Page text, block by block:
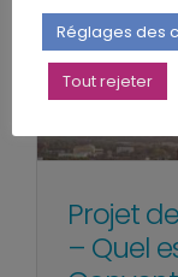
Projet
– Quel
Réglages des
Tout rejeter